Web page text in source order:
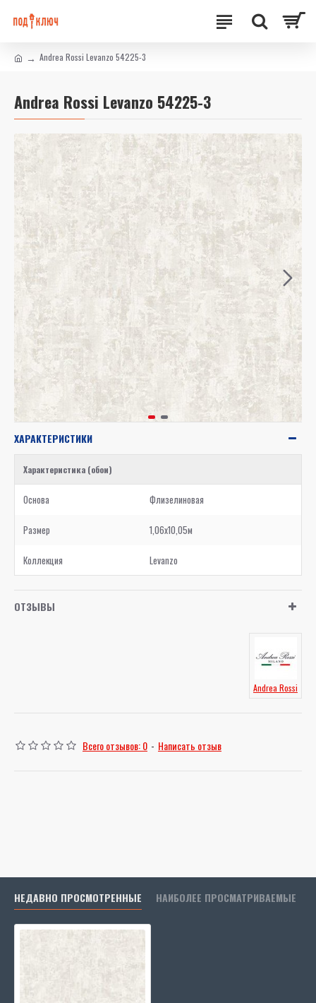
Andrea Rossi Levanzo 54225-3
Andrea Rossi Levanzo 54225-3
ХАРАКТЕРИСТИКИ
Характеристика (обои)
Основа Флизелиновая
Размер 1,06x10,05м
Коллекция Levanzo
ОТЗЫВЫ
Andrea Rossi
Всего отзывов: 0 - Написать отзыв
НЕДАВНО ПРОСМОТРЕННЫЕ НАИБОЛЕЕ ПРОСМАТРИВАЕМЫЕ